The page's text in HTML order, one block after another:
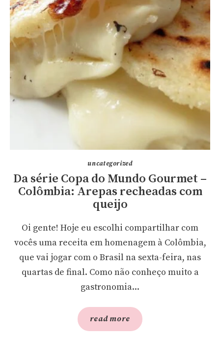
uncategorized
Da série Copa do Mundo Gourmet –
Colômbia: Arepas recheadas com
queijo
Oi gente! Hoje eu escolhi compartilhar com
vocês uma receita em homenagem à Colômbia,
que vai jogar com o Brasil na sexta-feira, nas
quartas de final. Como não conheço muito a
gastronomia...
read more